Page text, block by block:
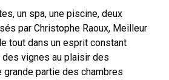
un spa, une piscine, deux
par Christophe Raoux, Meilleur
tout dans un esprit constant
des vignes au plaisir des
grande partie des chambres